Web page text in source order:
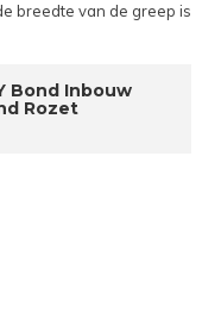
breedte van de greep is
Bond Inbouw
Rozet